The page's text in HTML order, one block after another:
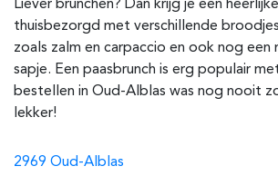
Liever brunchen? Dan krijg je een heerlijke
thuisbezorgd met verschillende
zoals zalm en carpaccio en ook nog een
sapje. Een paasbrunch is erg populair
bestellen in Oud-Alblas was nog nooit
lekker!
2969 Oud-Alblas